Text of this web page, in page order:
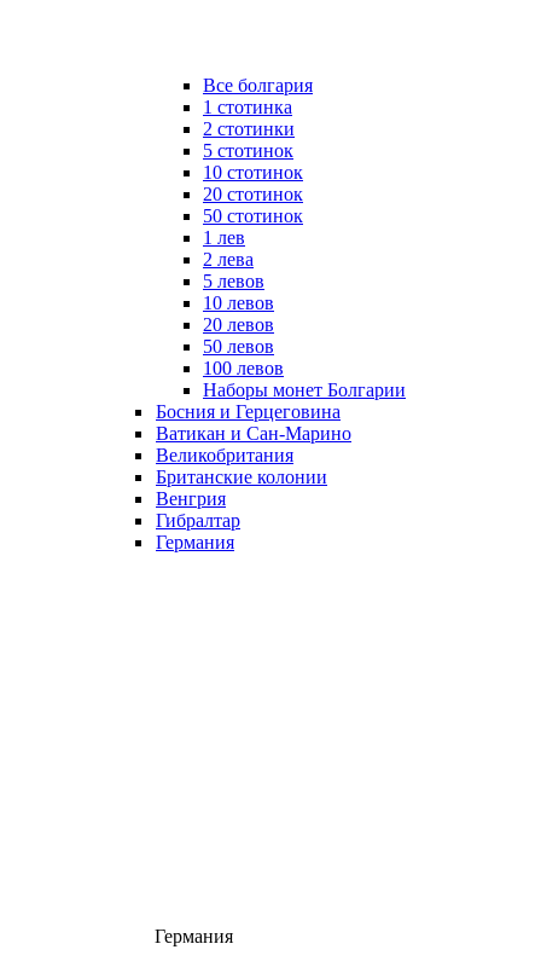
Все болгария
1 стотинка
2 стотинки
5 стотинок
10 стотинок
20 стотинок
50 стотинок
1 лев
2 лева
5 левов
10 левов
20 левов
50 левов
100 левов
Наборы монет Болгарии
Босния и Герцеговина
Ватикан и Сан-Марино
Великобритания
Британские колонии
Венгрия
Гибралтар
Германия
Германия